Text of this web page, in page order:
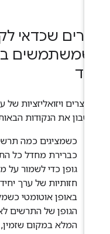
שכדאי
ויזואליזציות של
את הנקודות הבאות:
כשמציגים כמה
כברירת מחדל כל
גופן כדי לשמור על
חזותיות של ערך יחיד,
באופן אוטומטי
הגופן של התרשים לא
המלא במקום שזמין,